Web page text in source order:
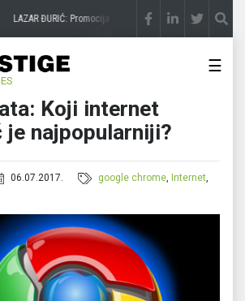
LAZAR ĐURIĆ: Promocija potencijal pretvara u destinaciju
☰
Koji internet
je najpopularniji?
06.07.2017. google chrome,Internet,